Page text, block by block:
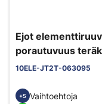
Ejot
porautuvuus
10ELE-JT2T-063095
+5 Vaihtoehtoja